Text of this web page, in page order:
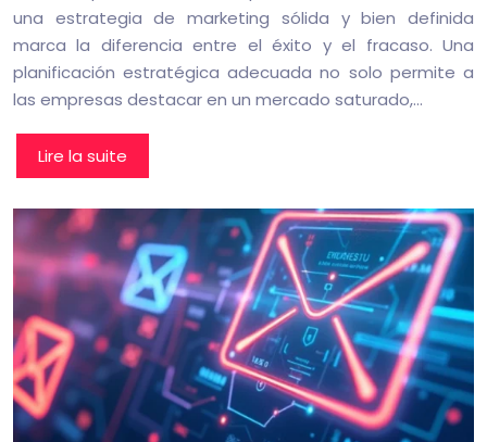
una estrategia de marketing sólida y bien definida
marca la diferencia entre el éxito y el fracaso. Una
planificación estratégica adecuada no solo permite a
las empresas destacar en un mercado saturado,…
Lire la suite